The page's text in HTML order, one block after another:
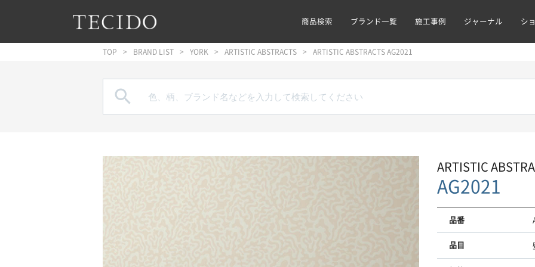
メインナビゲーションへジャンプ
メインコンテンツへジャンプ
フッターへジャンプ 商品検索 ブランド一覧 施工事例 ジャーナル シ
TOP BRAND LIST YORK ARTISTIC ABSTRACTS ARTISTIC ABSTRACTS AG2021

ARTISTIC
AG2021
品番
品目